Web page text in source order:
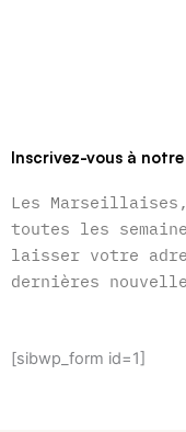
Inscrivez-vous à
Les
toutes les
laisser votre
dernières
[sibwp_form id=1]